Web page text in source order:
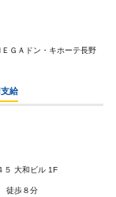
ＧＡドン・キホーテ長野
支給
５ 大和ビル 1F
徒歩８分